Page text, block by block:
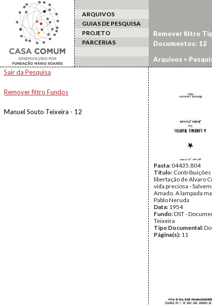
ARQUIVOS
GUIAS DE PESQUISA
PROJETO
PARCERIAS
Arquivos >
Sair da Pesquisa
Remover filtro Fundos
Manuel Souto Teixeira - 12
Remover filtro
Documentos: 12
Pasta:04435.804
Título: Contribuições
libertação de Alvaro
vida preciosa -
Amado. A lampada
Pablo Neruda
Data: 1954
Fundo:DST -
Teixeira
Tipo Documental:
Página(s): 11